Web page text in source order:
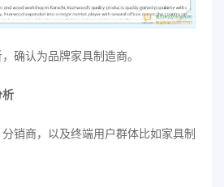
确认为品牌家具制造商。
析
销商，以及终端用户群体比如家具制